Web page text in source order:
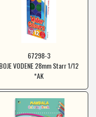
67298-3
BOJE VODENE 28mm Starr 1/12
*AK